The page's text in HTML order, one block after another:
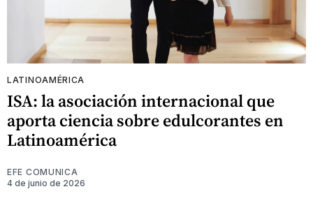
LATINOAMÉRICA
ISA: la asociación internacional que
aporta ciencia sobre edulcorantes en
Latinoamérica
EFE COMUNICA
4 de junio de 2026